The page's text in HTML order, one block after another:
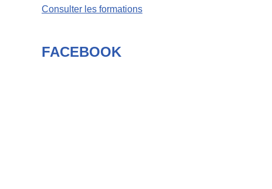
Consulter les formations
FACEBOOK